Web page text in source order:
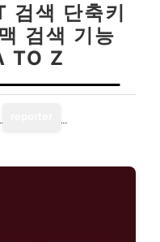
색 단축키
검색 기능
TO Z